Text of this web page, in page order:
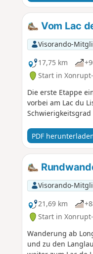
Vom Lac
Visorando-
17,75 km
Start in
Die erste Etappe
vorbei am Lac du
PDF
Visorando-
21,69 km
Start in
Wanderung ab
und zu den